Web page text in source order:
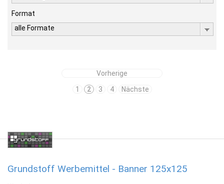
Format
alle Formate
Vorherige
1
2 3 4 Nächste
Grundstoff Werbemittel - Banner 125x125